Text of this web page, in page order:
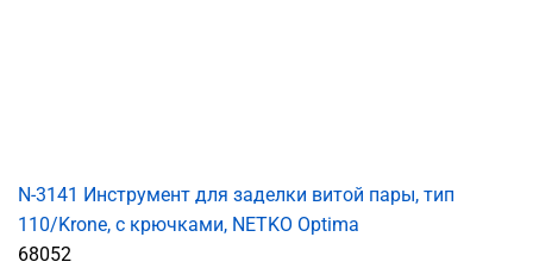
N-3141 Инструмент для заделки витой пары, тип
110/Krone, с крючками, NETKO Optima
68052